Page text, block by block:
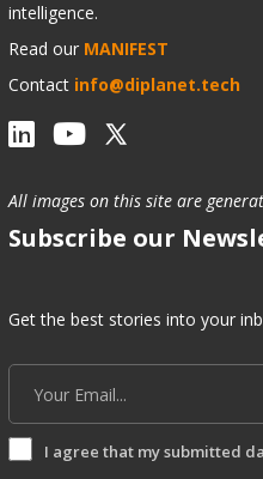
intelligence.
Read our MANIFEST
Contact info@diplanet.tech
All images on this site are
Subscribe our
Get the best stories into your
I agree that my submitted